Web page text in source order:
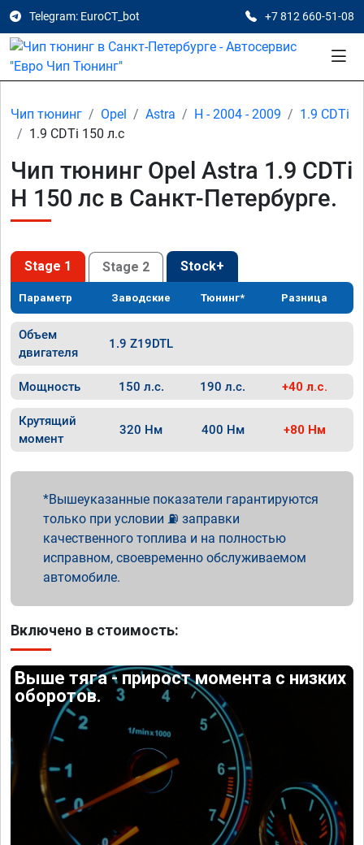
Telegram: EuroCT_bot +7 812 660-51-08
Чип тюнинг Opel Astra H - 2004 - 2009
1.9 CDTi
1.9 CDTi 150 л.с
Чип тюнинг Opel Astra 1.9 CDTi
H 150 лс в Санкт-Петербурге.
Stage 1 Stage 2 Stock+
Параметр Заводские Тюнинг* Разница
Объем
двигателя
1.9 Z19DTL
Мощность 150 л.с. 190 л.с. +40 л.с.
Крутящий
момент
320 Нм 400 Нм +80 Нм
Вышеуказанные показатели гарантируются
только при условии ⛽ заправки
качественного топлива и на полностью
исправном, своевременно обслуживаемом
автомобиле.
Включено в стоимость:
Выше тяга - прирост момента с низких
оборотов.